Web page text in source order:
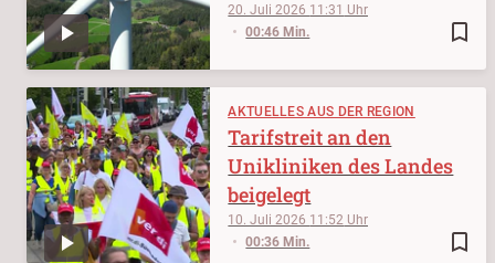
bookmark_border
20. Juli 2026 11:31
00:46 Min.
AKTUELLES AUS DER REGION
bookmark_border
10. Juli 2026 11:52
00:36 Min.
Tarifstreit an den
Unikliniken des Landes
beigelegt